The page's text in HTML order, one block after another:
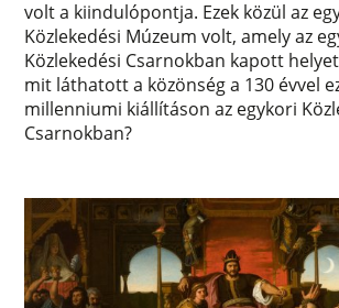
volt a kiindulópontja. Ezek közül az
Közlekedési Múzeum volt, amely az
Közlekedési Csarnokban kapott
mit láthatott a közönség a 130 évvel
millenniumi kiállításon az egykori
Csarnokban?